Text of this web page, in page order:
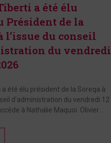
a été élu
Président de la
l’issue du conseil
du vendredi
été élu président de la Soreqa à
d’administration du vendredi 12
à Nathalie Maquoi. Olivier…